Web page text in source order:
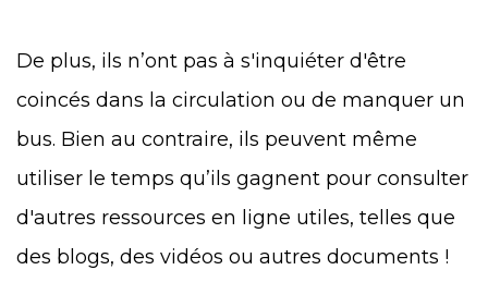
De plus, ils n’ont pas à s'inquiéter d'être
coincés dans la circulation ou de manquer un
bus. Bien au contraire, ils peuvent même
utiliser le temps qu’ils gagnent pour consulter
d'autres ressources en ligne utiles, telles que
des blogs, des vidéos ou autres documents !